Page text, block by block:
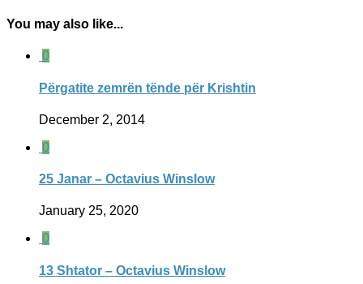
You may also like...
0
Përgatite zemrën tënde për Krishtin
December 2, 2014
0
25 Janar – Octavius Winslow
January 25, 2020
0
13 Shtator – Octavius Winslow